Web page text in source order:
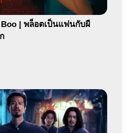
| พล็อตเป็นแฟนกับผี